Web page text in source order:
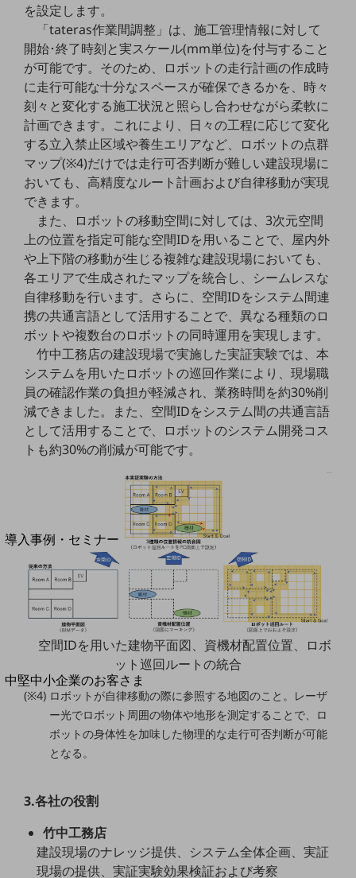
通信モジュール製品
衛星携帯電話
IOT完了済みメーカーブランド製品
料金
料金TOP
ドコモBiz データ無制限 ドコモ MAX ドコモ mini ドコモBiz かけ放題
ケータイプラン
5Gデータプラス
データプラス
IoT向け回線料金
home5Gプラン
モバイルサービス
端末の一元管理
セキュリティ
運用保守・故障紛失サポート
回線・ネットワーク
お手続き
別ウィンドウで開きます
サービスをご利用中のお客さま
導入事例・セミナー
最新の導入事例や注目の導入事例をご紹介します
セミナー
開催・出展する各種セミナー、イベント情報をご紹介します
別ウィンドウで開きます
中堅中小企業のお客さま
NTTドコモビジネスウォッチ
ビジネスお役立ち情報
旬な話題やお役立ち資料などDXの課題を
解決するヒントをお届けする記事サイト
トレンド記事特集
中堅中小企業向け
サービス・ソリューション
を設定します。
「tateras作業間調整」は、施工管理情報に対して
開始･終了時刻と実スケール(mm単位)を付与すること
が可能です。そのため、ロボットの走行計画の作成時
に走行可能な十分なスペースが確保できるかを、時々
刻々と変化する施工状況と照らし合わせながら柔軟に
計画できます。これにより、日々の工程に応じて変化
する立入禁止区域や養生エリアなど、ロボットの点群
マップ(※4)だけでは走行可否判断が難しい建設現場に
おいても、高精度なルート計画および自律移動が実現
できます。
また、ロボットの移動空間に対しては、3次元空間
上の位置を指定可能な空間IDを用いることで、屋内外
や上下階の移動が生じる複雑な建設現場においても、
各エリアで生成されたマップを統合し、シームレスな
自律移動を行います。さらに、空間IDをシステム間連
携の共通言語として活用することで、異なる種類のロ
ボットや複数台のロボットの同時運用を実現します。
竹中工務店の建設現場で実施した実証実験では、本
システムを用いたロボットの巡回作業により、現場職
員の確認作業の負担が軽減され、業務時間を約30%削
減できました。また、空間IDをシステム間の共通言語
として活用することで、ロボットのシステム開発コス
トも約30%の削減が可能です。
空間IDを用いた建物平面図、資機材配置位置、ロボ
ット巡回ルートの統合
(※4) ロボットが自律移動の際に参照する地図のこと。レーザ
ー光でロボット周囲の物体や地形を測定することで、ロ
ボットの身体性を加味した物理的な走行可否判断が可能
となる。
3.各社の役割
竹中工務店
建設現場のナレッジ提供、システム全体企画、実証
現場の提供、実証実験効果検証および考察